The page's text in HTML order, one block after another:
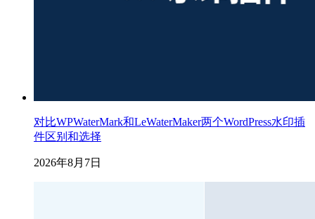
对比WPWaterMark和LeWaterMaker两个WordPress水印插
件区别和选择
2026年8月7日